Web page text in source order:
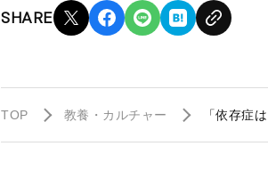
SHARE
TOP 教養・カルチャー 「依存症